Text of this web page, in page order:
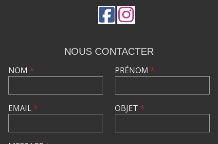
NOUS CONTACTER
NOM *
EMAIL*
PRÉNOM *
OBJET *